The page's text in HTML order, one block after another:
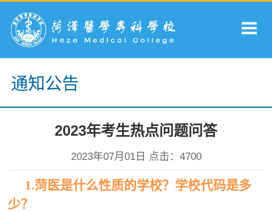
通知公告
2023年考生热点问题问答
2023年07月01日 点击： 4700
1.菏医是什么性质的学校？学校代码是多
少？